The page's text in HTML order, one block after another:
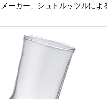
ーカー、シュトルッツルによ